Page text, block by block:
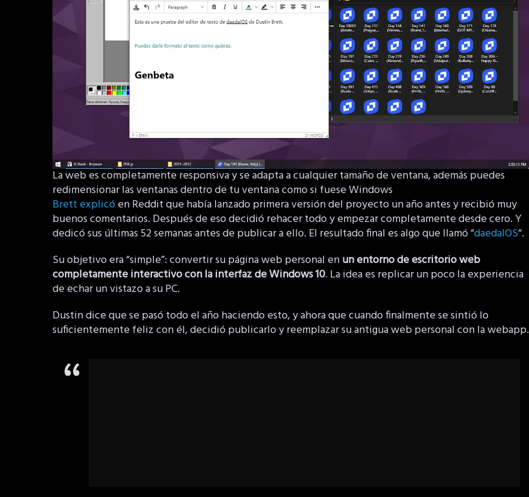
La web es completamente responsiva y se adapta a cualquier tamaño de ventana, además puedes
redimensionar las ventanas dentro de tu ventana como si fuese Windows
Brett explicóen Reddit que había lanzado primera versión del proyecto un año antes y recibió muy
buenos comentarios. Después de eso decidió rehacer todo y empezar completamente desde cero. Y
dedicó sus últimas 52 semanas antes de publicar a ello. El resultado final es algo que llamó “daedalOS“.
Su objetivo era “simple”: convertir su página web personal enun entorno de escritorio web
completamente interactivo con la interfaz de Windows 10. La idea es replicar un poco la experiencia
de echar un vistazo a su PC.
Dustin dice que se pasó todo el año haciendo esto, y ahora que cuando finalmente se sintió lo
suficientemente feliz con él, decidió publicarlo y reemplazar su antigua web personal con la webapp.